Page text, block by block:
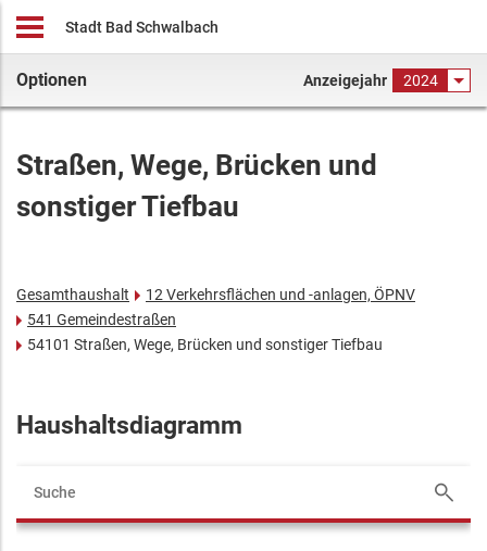
Stadt Bad Schwalbach
Optionen Anzeigejahr 2024
Straßen, Wege, Brücken und
sonstiger Tiefbau
Gesamthaushalt
12 Verkehrsflächen und -anlagen, ÖPNV
541 Gemeindestraßen
54101 Straßen, Wege, Brücken und sonstiger Tiefbau
Haushaltsdiagramm